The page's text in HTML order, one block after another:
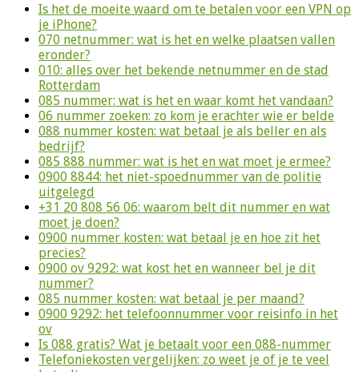
Is het de moeite waard om te betalen voor een VPN op
je iPhone?
070 netnummer: wat is het en welke plaatsen vallen
eronder?
010: alles over het bekende netnummer en de stad
Rotterdam
085 nummer: wat is het en waar komt het vandaan?
06 nummer zoeken: zo kom je erachter wie er belde
088 nummer kosten: wat betaal je als beller en als
bedrijf?
085 888 nummer: wat is het en wat moet je ermee?
0900 8844: het niet-spoednummer van de politie
uitgelegd
+31 20 808 56 06: waarom belt dit nummer en wat
moet je doen?
0900 nummer kosten: wat betaal je en hoe zit het
precies?
0900 ov 9292: wat kost het en wanneer bel je dit
nummer?
085 nummer kosten: wat betaal je per maand?
0900 9292: het telefoonnummer voor reisinfo in het
ov
Is 088 gratis? Wat je betaalt voor een 088-nummer
Telefoniekosten vergelijken: zo weet je of je te veel